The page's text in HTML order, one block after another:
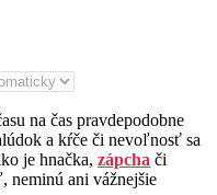
na čas pravdepodobne
a kŕče či nevoľnosť sa
je hnačka, zápcha či
neminú ani vážnejšie